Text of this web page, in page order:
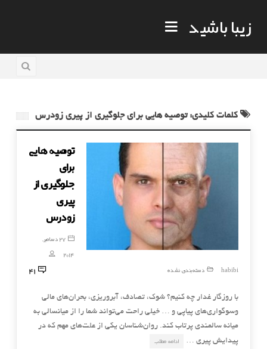
زیبا باشید
8 سال قبل
کلمات کلیدی: توصیه هایی برای جلوگیری از پیری زودرس
توصیه هایی
برای
جلوگیری از
پیری
زودرس
27 دسامبر,
2014
habibi
دسته‌بندی نشده 41
با روزگار غدار چه كنیم؟ شوك، تصادف، آبروریزی، بحران‌های مالی
وسوگواری‌های پیاپی و … خیلی راحت می‌تواند شما را از میانسالی به
میانه سالمندی پرتاب كند. روان‌شناسان یكی از علت‌های مهم كه در
پیدایش پیری …
ادامه مطلب